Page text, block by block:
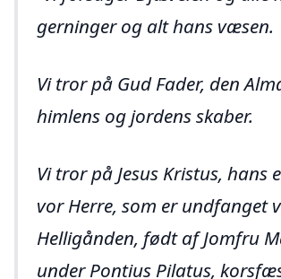
gerninger og alt hans væsen.
Vi tror på Gud Fader, den
himlens og jordens skaber.
Vi tror på Jesus Kristus, hans
vor Herre, som er undfanget
Helligånden, født af Jomfru
under Pontius Pilatus,